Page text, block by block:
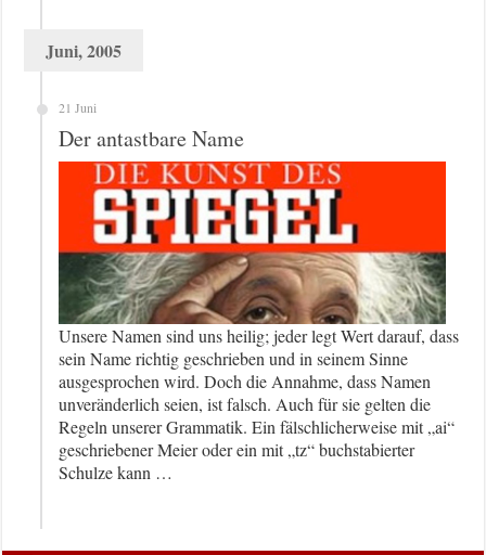
Juni, 2005
21 Juni
Der antastbare Name
Unsere Namen sind uns heilig; jeder legt Wert darauf, dass
sein Name richtig geschrieben und in seinem Sinne
ausgesprochen wird. Doch die Annahme, dass Namen
unveränderlich seien, ist falsch. Auch für sie gelten die
Regeln unserer Grammatik. Ein fälschlicherweise mit „ai“
geschriebener Meier oder ein mit „tz“ buchstabierter
Schulze kann …